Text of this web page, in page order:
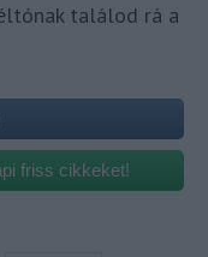
találod rá a
friss cikkeket!